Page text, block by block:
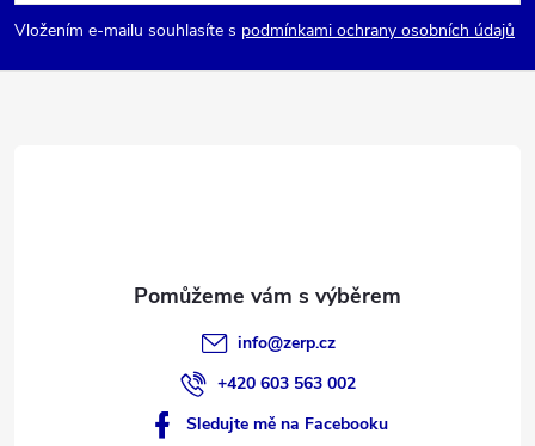
p
a
Vložením e-mailu souhlasíte s podmínkami ochrany osobních údajů
info@zerp.cz
+420 603 563 002
Sledujte mě na Facebooku